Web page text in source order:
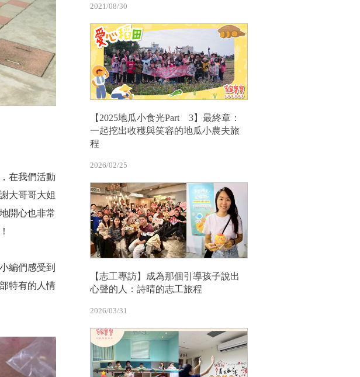
在我們活動
大哥哥大姐
開心也非常
編們感受到
特有的人情
2021/08/30
【2025地瓜小食光Part 3】最終章：
一起挖出收穫與笑容的地瓜小農夫旅
程
2026/02/25
【志工專訪】成為那個引導孩子說出
心聲的人：詩晴的志工旅程
2026/03/31